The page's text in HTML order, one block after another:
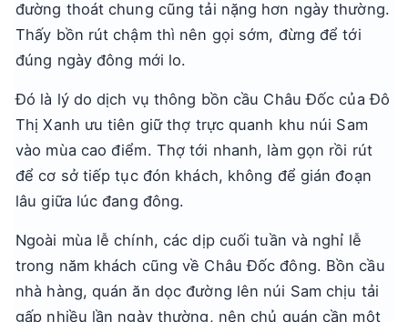
đường thoát chung cũng tải nặng hơn ngày thường.
Thấy bồn rút chậm thì nên gọi sớm, đừng để tới
đúng ngày đông mới lo.
Đó là lý do dịch vụ thông bồn cầu Châu Đốc của Đô
Thị Xanh ưu tiên giữ thợ trực quanh khu núi Sam
vào mùa cao điểm. Thợ tới nhanh, làm gọn rồi rút
để cơ sở tiếp tục đón khách, không để gián đoạn
lâu giữa lúc đang đông.
Ngoài mùa lễ chính, các dịp cuối tuần và nghỉ lễ
trong năm khách cũng về Châu Đốc đông. Bồn cầu
nhà hàng, quán ăn dọc đường lên núi Sam chịu tải
gấp nhiều lần ngày thường, nên chủ quán cần một